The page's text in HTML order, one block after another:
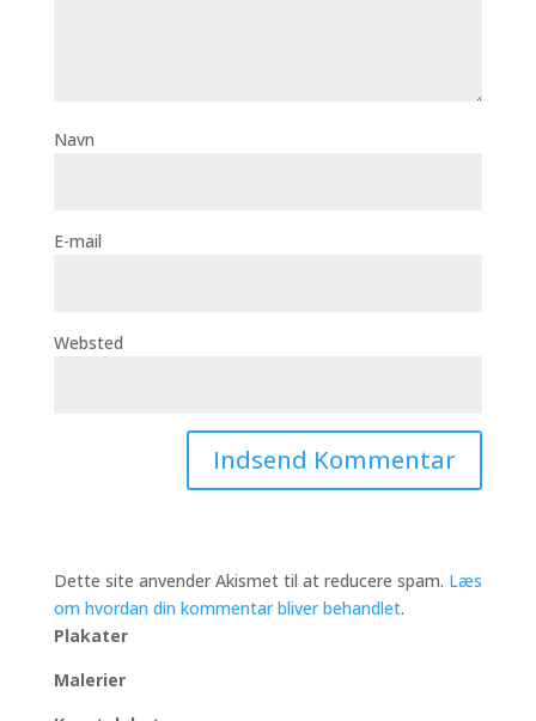
Navn
E-mail
Websted
Dette site anvender Akismet til at reducere spam. Læs
om hvordan din kommentar bliver behandlet.
Plakater
Malerier